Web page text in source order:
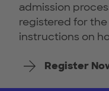
admission
registered for
instructions on
Register